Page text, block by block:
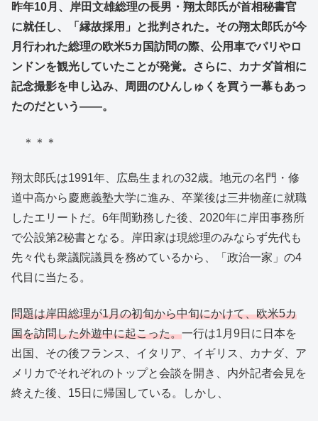
昨年10月、岸田文雄総理の長男・翔太郎氏が首相秘書官
に就任し、「縁故採用」と批判された。その翔太郎氏が今
月行われた総理の欧米5カ国訪問の際、公用車でパリやロ
ンドンを観光していたことが発覚。さらに、カナダ首相に
記念撮影を申し込み、周囲のひんしゅくを買う一幕もあっ
たのだという――。
＊＊＊
翔太郎氏は1991年、広島生まれの32歳。地元の名門・修
道中高から慶應義塾大学に進み、卒業後は三井物産に就職
したエリートだ。6年間勤務した後、2020年に岸田事務所
で公設第2秘書となる。岸田家は現総理のみならず先代も
先々代も衆議院議員を務めているから、「政治一家」の4
代目に当たる。
問題は岸田総理が1月の初旬から中旬にかけて、欧米5カ
国を訪問した外遊中に起こった。一行は1月9日に日本を
出国、その後フランス、イタリア、イギリス、カナダ、ア
メリカでそれぞれのトップと会談を開き、内外記者会見を
終えた後、15日に帰国している。しかし、